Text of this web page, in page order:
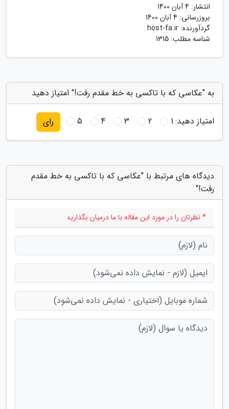
انتشار: 4 آبان 1400
بروزرسانی: 4 آبان 1400
گردآورنده: host-fa.ir
شناسه مطلب: 1315
به "عکاسی که با تاکسی به خط مقدم رفت!" امتیاز دهید
امتیاز دهید:1
2
3
4
5 رای
دیدگاه های مرتبط با "عکاسی که با تاکسی به خط مقدم
رفت!"
* نظرتان را در مورد این مقاله با ما درمیان بگذارید